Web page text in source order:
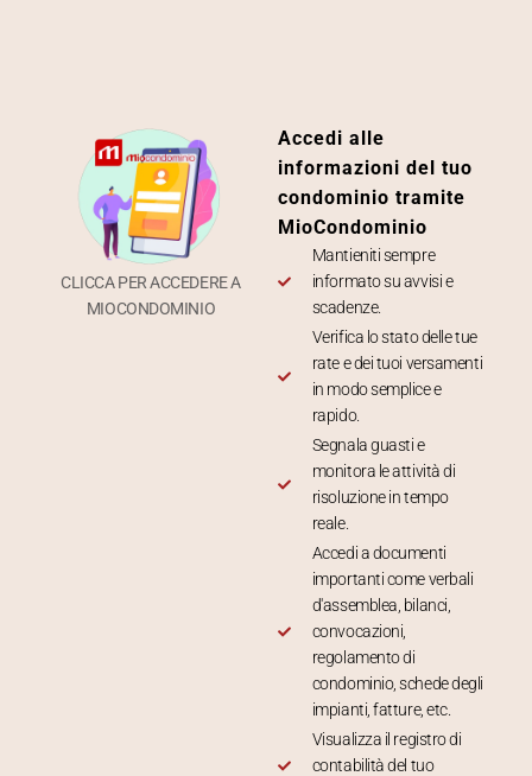
CLICCA PER ACCEDERE A
MIOCONDOMINIO
Accedi alle
informazioni del tuo
condominio tramite
MioCondominio
Mantieniti sempre
informato su avvisi e
scadenze.
Verifica lo stato delle tue
rate e dei tuoi versamenti
in modo semplice e
rapido.
Segnala guasti e
monitora le attività di
risoluzione in tempo
reale.
Accedi a documenti
importanti come verbali
d'assemblea, bilanci,
convocazioni,
regolamento di
condominio, schede degli
impianti, fatture, etc.
Visualizza il registro di
contabilità del tuo